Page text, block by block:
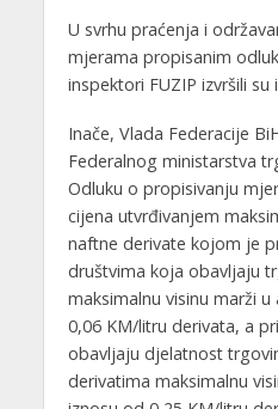
U svrhu praćenja i
mjerama propisanim
inspektori FUZIP izvršili
Inače, Vlada Federacije
Federalnog ministarstva
Odluku o propisivanju
cijena utvrđivanjem
naftne derivate kojom je
društvima koja obavljaju
maksimalnu visinu marži
0,06 KM/litru derivata, a
obavljaju djelatnost
derivatima maksimalnu